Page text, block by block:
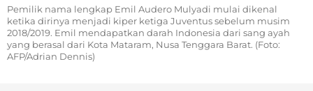
Pemilik nama lengkap Emil Audero Mulyadi mulai dikenal
ketika dirinya menjadi kiper ketiga Juventus sebelum musim
2018/2019. Emil mendapatkan darah Indonesia dari sang ayah
yang berasal dari Kota Mataram, Nusa Tenggara Barat. (Foto:
AFP/Adrian Dennis)